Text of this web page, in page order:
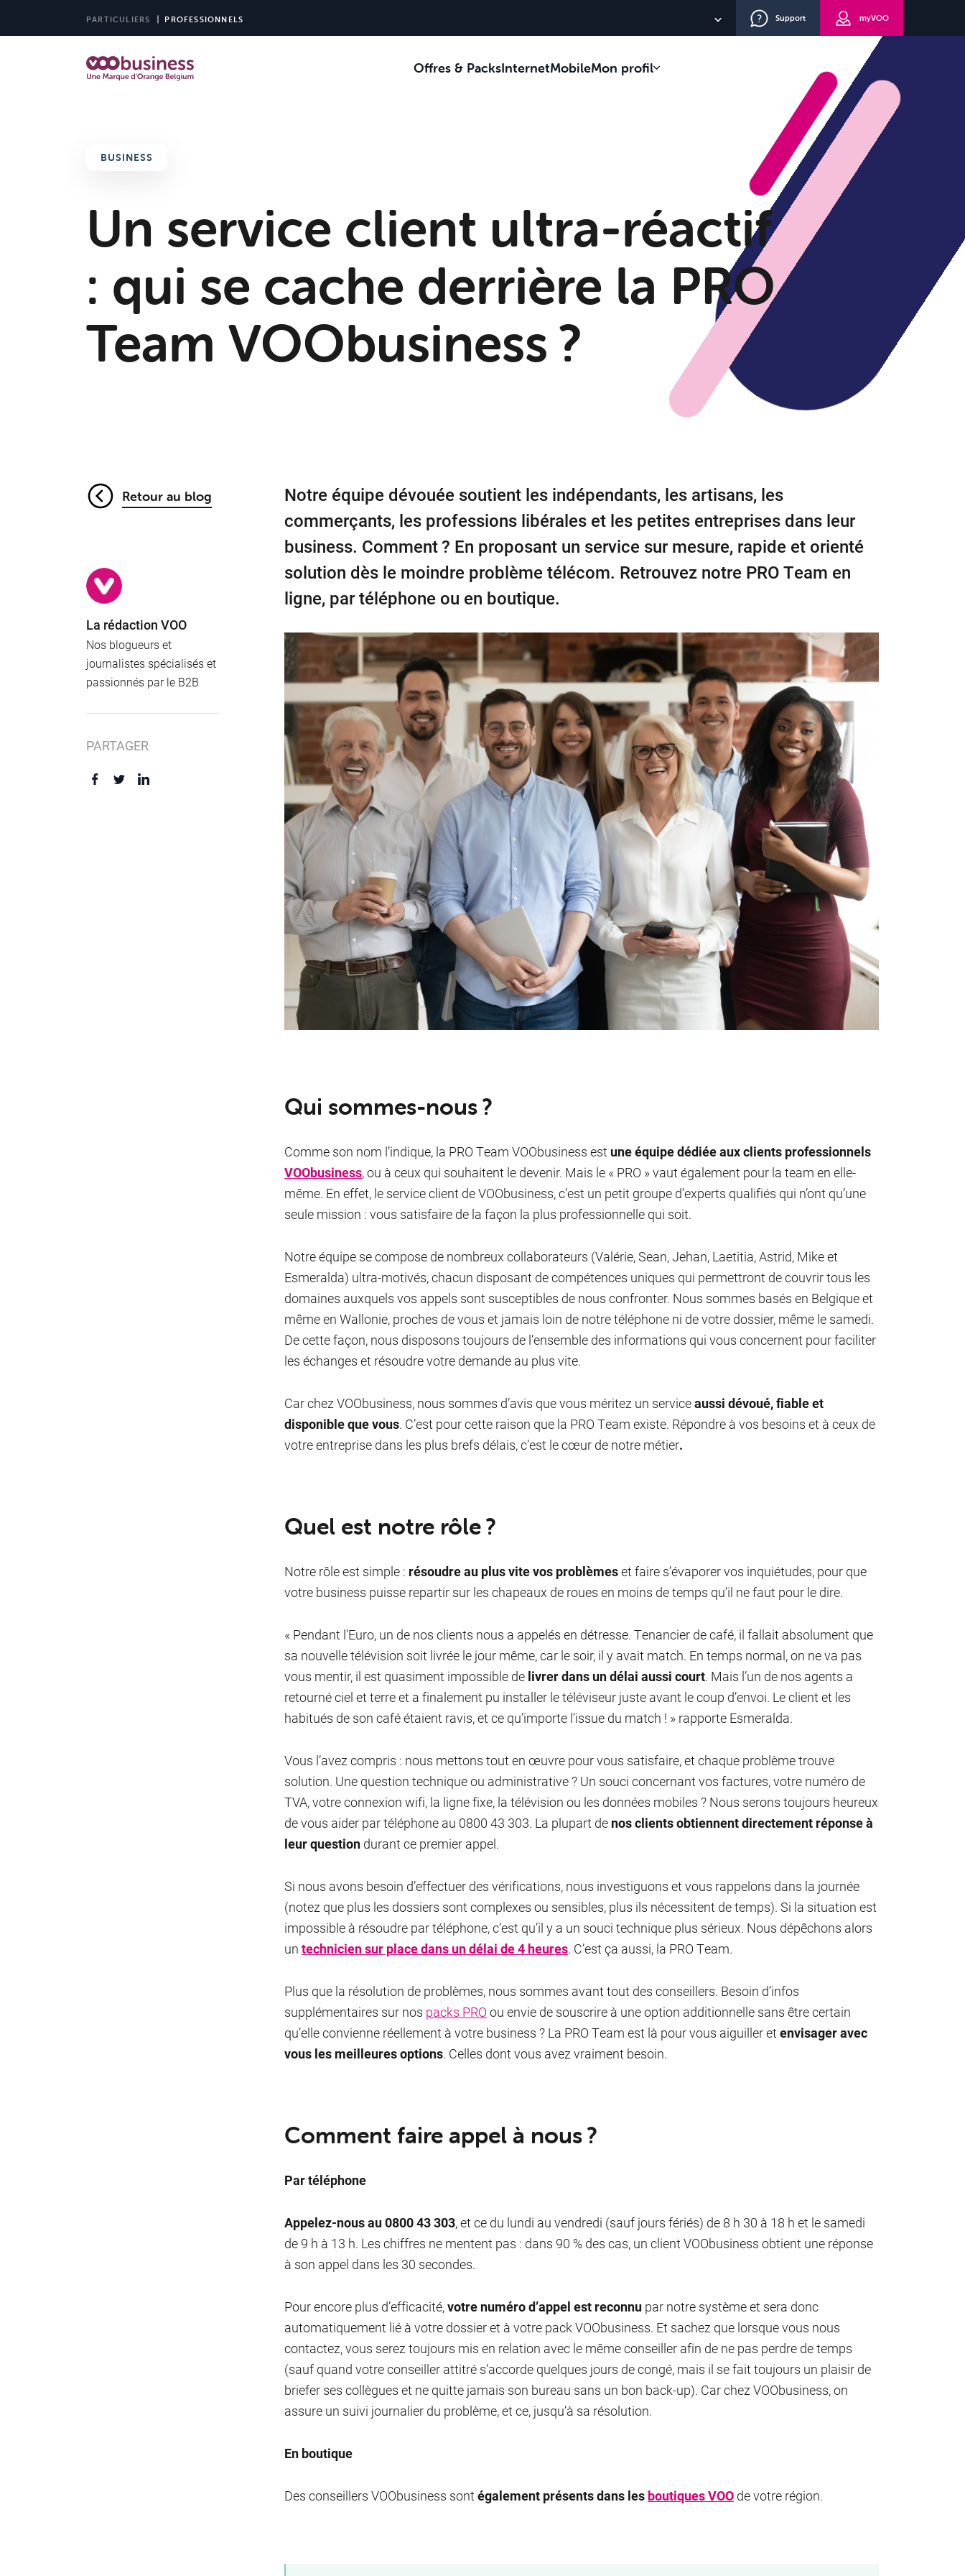
PARTICULIERS PROFESSIONNELS Support myVOO
Offres & PacksInternetMobileMon profil
BUSINESS
Un service client ultra-réactif
: qui se cache derrière la PRO
Team VOObusiness ?
Notre équipe dévouée soutient les indépendants, les artisans, les
commerçants, les professions libérales et les petites entreprises dans leur
business. Comment ? En proposant un service sur mesure, rapide et orienté
solution dès le moindre problème télécom. Retrouvez notre PRO Team en
ligne, par téléphone ou en boutique.
Qui sommes-nous ?
Comme son nom l’indique, la PRO Team VOObusiness est une équipe dédiée aux clients professionnels
VOObusiness, ou à ceux qui souhaitent le devenir. Mais le « PRO » vaut également pour la team en elle-
même. En effet, le service client de VOObusiness, c’est un petit groupe d’experts qualifiés qui n’ont qu’une
seule mission : vous satisfaire de la façon la plus professionnelle qui soit.
Notre équipe se compose de nombreux collaborateurs (Valérie, Sean, Jehan, Laetitia, Astrid, Mike et
Esmeralda) ultra-motivés, chacun disposant de compétences uniques qui permettront de couvrir tous les
domaines auxquels vos appels sont susceptibles de nous confronter. Nous sommes basés en Belgique et
même en Wallonie, proches de vous et jamais loin de notre téléphone ni de votre dossier, même le samedi.
De cette façon, nous disposons toujours de l’ensemble des informations qui vous concernent pour faciliter
les échanges et résoudre votre demande au plus vite.
Car chez VOObusiness, nous sommes d’avis que vous méritez un serviceaussi dévoué, fiable et
disponible que vous. C’est pour cette raison que la PRO Team existe. Répondre à vos besoins et à ceux de
votre entreprise dans les plus brefs délais, c’est le cœur de notre métier.
Quel est notre rôle ?
Notre rôle est simple : résoudre au plus vite vos problèmeset faire s’évaporer vos inquiétudes, pour que
votre business puisse repartir sur les chapeaux de roues en moins de temps qu’il ne faut pour le dire.
« Pendant l’Euro, un de nos clients nous a appelés en détresse. Tenancier de café, il fallait absolument que
sa nouvelle télévision soit livrée le jour même, car le soir, il y avait match. En temps normal, on ne va pas
vous mentir, il est quasiment impossible de livrer dans un délai aussi court. Mais l’un de nos agents a
retourné ciel et terre et a finalement pu installer le téléviseur juste avant le coup d’envoi. Le client et les
habitués de son café étaient ravis, et ce qu’importe l’issue du match ! » rapporte Esmeralda.
Vous l’avez compris : nous mettons tout en œuvre pour vous satisfaire, et chaque problème trouve
solution. Une question technique ou administrative ? Un souci concernant vos factures, votre numéro de
TVA, votre connexion wifi, la ligne fixe, la télévision ou les données mobiles ? Nous serons toujours heureux
de vous aider par téléphone au 0800 43 303. La plupart de nos clients obtiennent directement réponse à
leur question durant ce premier appel.
Si nous avons besoin d’effectuer des vérifications, nous investiguons et vous rappelons dans la journée
(notez que plus les dossiers sont complexes ou sensibles, plus ils nécessitent de temps). Si la situation est
impossible à résoudre par téléphone, c’est qu’il y a un souci technique plus sérieux. Nous dépêchons alors
un technicien sur place dans un délai de 4 heures. C’est ça aussi, la PRO Team.
Plus que la résolution de problèmes, nous sommes avant tout des conseillers. Besoin d’infos
supplémentaires sur nos packs PRO ou envie de souscrire à une option additionnelle sans être certain
qu’elle convienne réellement à votre business ? La PRO Team est là pour vous aiguiller et envisager avec
vous les meilleures options. Celles dont vous avez vraiment besoin.
Comment faire appel à nous ?
Par téléphone
Appelez-nous au 0800 43 303, et ce du lundi au vendredi (sauf jours fériés) de 8 h 30 à 18 h et le samedi
de 9 h à 13 h. Les chiffres ne mentent pas : dans 90 % des cas, un client VOObusiness obtient une réponse
à son appel dans les 30 secondes.
Pour encore plus d’efficacité,votre numéro d’appel est reconnu par notre système et sera donc
automatiquement lié à votre dossier et à votre pack VOObusiness. Et sachez que lorsque vous nous
contactez, vous serez toujours mis en relation avec le même conseiller afin de ne pas perdre de temps
(sauf quand votre conseiller attitré s’accorde quelques jours de congé, mais il se fait toujours un plaisir de
briefer ses collègues et ne quitte jamais son bureau sans un bon back-up). Car chez VOObusiness, on
assure un suivi journalier du problème, et ce, jusqu’à sa résolution.
En boutique
Des conseillers VOObusiness sont également présents dans les boutiques VOO de votre région.
Retour au blog
La rédaction VOO
Nos blogueurs et
journalistes spécialisés et
passionnés par le B2B
PARTAGER